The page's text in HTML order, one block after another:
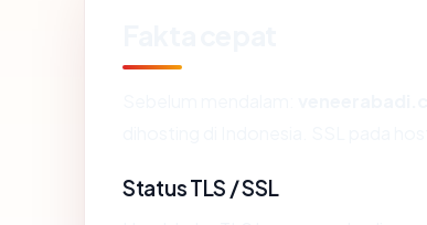
Status TLS / SSL